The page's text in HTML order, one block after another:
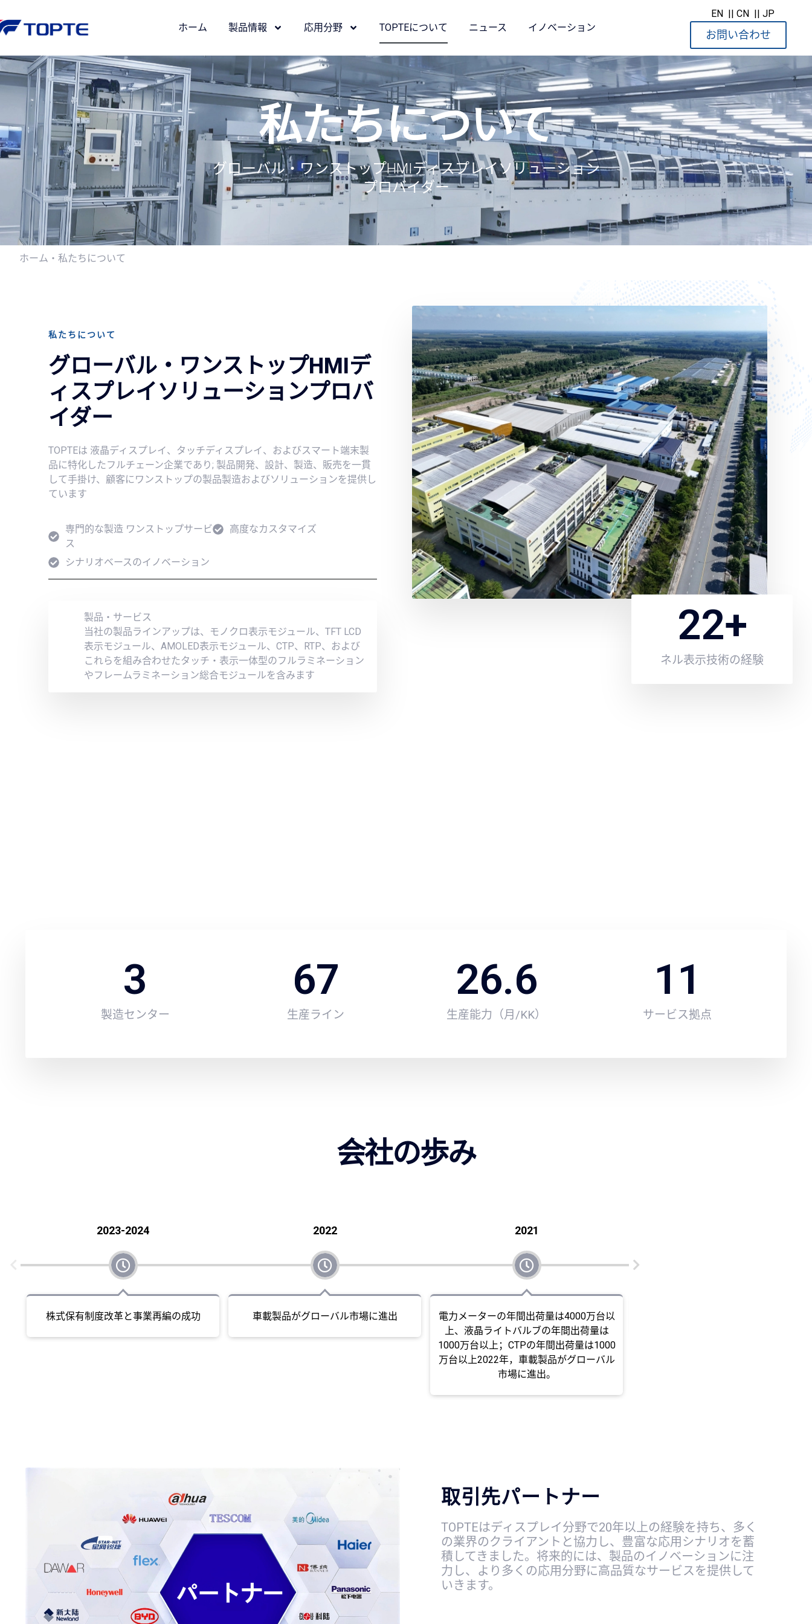
ホーム 製品情報 応用分野 TOPTEについて ニュース イノベーション
EN || CN || JP
お問い合わせ
私たちについて
グローバル・ワンストップHMIディスプレイソリューション
プロバイダー
ホーム・ 私たちについて
私たちについて
グローバル・ワンストップHMIデ
ィスプレイソリューションプロバ
イダー
TOPTEは 液晶ディスプレイ、タッチディスプレイ、およびスマート端末製
品に特化したフルチェーン企業であり; 製品開発、設計、製造、販売を一貫
して手掛け、顧客にワンストップの製品製造およびソリューションを提供し
ています
専門的な製造 ワンストップサービ
ス
シナリオベースのイノベーション
高度なカスタマイズ
製品・サービス
当社の製品ラインアップは、モノクロ表示モジュール、TFT LCD
表示モジュール、AMOLED表示モジュール、CTP、RTP、および
これらを組み合わせたタッチ・表示一体型のフルラミネーション
やフレームラミネーション総合モジュールを含みます
22+
ネル表示技術の経験
3
製造センター
67
生産ライン
26.6
生産能力（月/KK）
11
サービス拠点
会社の歩み
2023-2024‌
株式保有制度改革と事業再編の成功
2022‌
車載製品がグローバル市場に進出
2021‌
電力メーターの年間出荷量は4000万台以
上、液晶ライトバルブの年間出荷量は
1000万台以上；CTPの年間出荷量は1000
万台以上2022年，車載製品がグローバル
市場に進出。
取引先パートナー
TOPTEはディスプレイ分野で20年以上の経験を持ち、多く
の業界のクライアントと協力し、豊富な応用シナリオを蓄
積してきました。将来的には、製品のイノベーションに注
力し、より多くの応用分野に高品質なサービスを提供して
いきます。